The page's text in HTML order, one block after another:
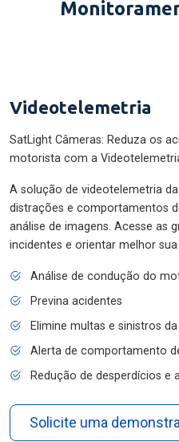
Videotelemetria
SatLight Câmeras: Reduza os
motorista com a
A solução de videotelemetria
distrações e comportamentos
análise de imagens. Acesse as
incidentes e orientar melhor sua
Análise de condução do
Previna acidentes
Elimine multas e sinistros
Alerta de comportamento
Redução de desperdícios
Solicite uma